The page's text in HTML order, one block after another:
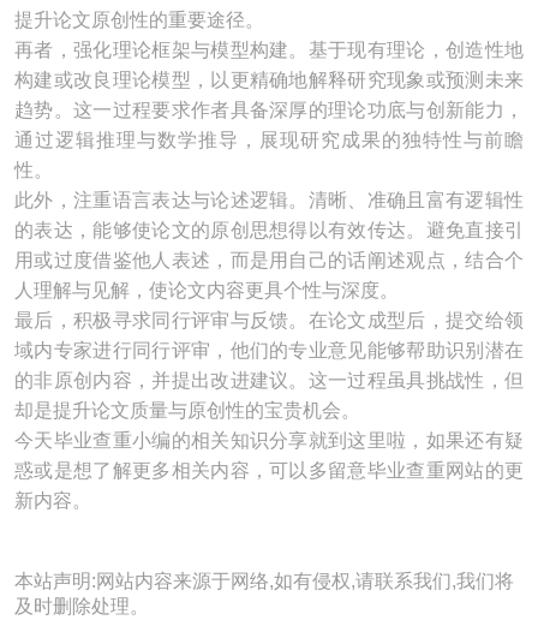
提升论文原创性的重要途径。
再者，强化理论框架与模型构建。基于现有理论，创造性地
构建或改良理论模型，以更精确地解释研究现象或预测未来
趋势。这一过程要求作者具备深厚的理论功底与创新能力，
通过逻辑推理与数学推导，展现研究成果的独特性与前瞻
性。
此外，注重语言表达与论述逻辑。清晰、准确且富有逻辑性
的表达，能够使论文的原创思想得以有效传达。避免直接引
用或过度借鉴他人表述，而是用自己的话阐述观点，结合个
人理解与见解，使论文内容更具个性与深度。
最后，积极寻求同行评审与反馈。在论文成型后，提交给领
域内专家进行同行评审，他们的专业意见能够帮助识别潜在
的非原创内容，并提出改进建议。这一过程虽具挑战性，但
却是提升论文质量与原创性的宝贵机会。
今天毕业查重小编的相关知识分享就到这里啦，如果还有疑
惑或是想了解更多相关内容，可以多留意毕业查重网站的更
新内容。
本站声明:网站内容来源于网络,如有侵权,请联系我们,我们将
及时删除处理。